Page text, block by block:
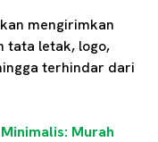
mengirimkan
tata letak, logo,
terhindar dari
Murah